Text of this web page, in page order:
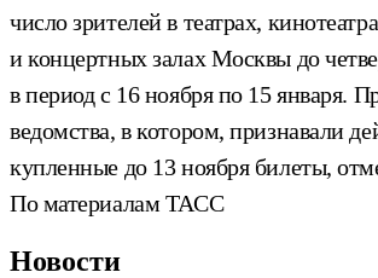
число зрителей в театрах,
и концертных залах Москвы до
в период с 16 ноября по 15 января.
ведомства, в котором, признавали
купленные до 13 ноября билеты,
По материалам ТАСС
Новости